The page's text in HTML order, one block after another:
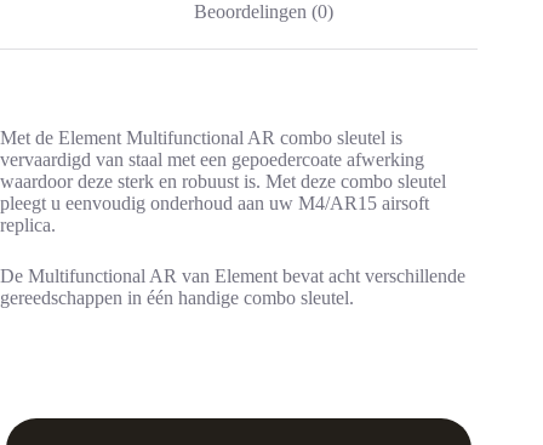
Beoordelingen (0)
Met de Element Multifunctional AR combo sleutel is
vervaardigd van staal met een gepoedercoate afwerking
waardoor deze sterk en robuust is. Met deze combo sleutel
pleegt u eenvoudig onderhoud aan uw M4/AR15 airsoft
replica.
De Multifunctional AR van Element bevat acht verschillende
gereedschappen in één handige combo sleutel.